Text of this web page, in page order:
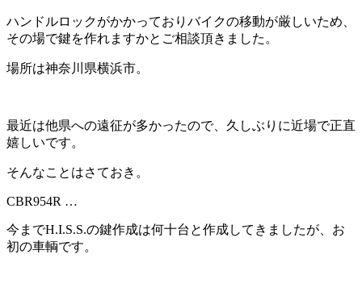
ハンドルロックがかかっておりバイクの移動が厳しいため、
その場で鍵を作れますかとご相談頂きました。
場所は神奈川県横浜市。
最近は他県への遠征が多かったので、久しぶりに近場で正直
嬉しいです。
そんなことはさておき。
CBR954R …
今までH.I.S.S.の鍵作成は何十台と作成してきましたが、お
初の車輌です。